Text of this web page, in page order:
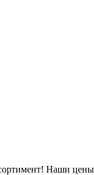
Наши